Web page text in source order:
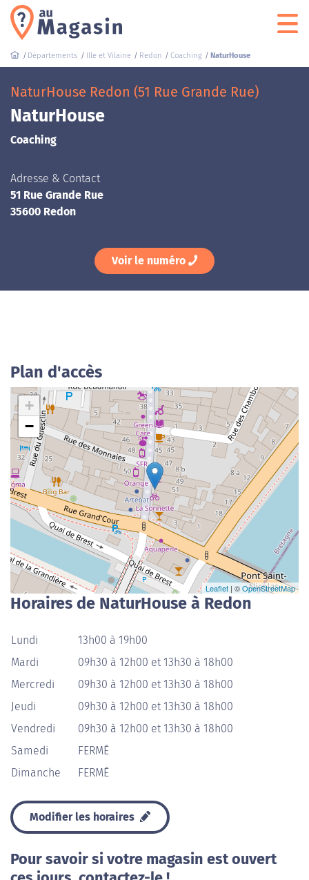
Départements Ille et Vilaine Redon Coaching NaturHouse
NaturHouse Redon (51 Rue Grande Rue)
NaturHouse
Coaching
Adresse & Contact
51 Rue Grande Rue
35600 Redon
Voir le numéro
Plan d'accès
+
−
Leaflet | ©OpenStreetMap
Horaires de NaturHouse à Redon
Lundi
13h00 à 19h00
Mardi
09h30 à 12h00 et 13h30 à 18h00
Mercredi
09h30 à 12h00 et 13h30 à 18h00
Jeudi
09h30 à 12h00 et 13h30 à 18h00
Vendredi
09h30 à 12h00 et 13h30 à 18h00
Samedi
FERMÉ
Dimanche
FERMÉ
Modifier les horaires
Pour savoir si votre magasin est ouvert